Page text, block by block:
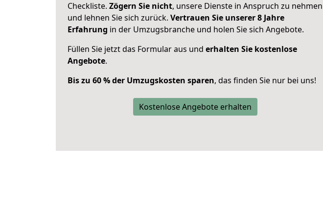
Checkliste. Zögern Sie nicht, unsere Dienste in Anspruch zu nehmen
und lehnen Sie sich zurück. Vertrauen Sie unserer 8 Jahre
Erfahrung in der Umzugsbranche und holen Sie sich Angebote.
Füllen Sie jetzt das Formular aus und erhalten Sie kostenlose
Angebote.
Bis zu 60 % der Umzugskosten sparen, das finden Sie nur bei uns!
Kostenlose Angebote erhalten